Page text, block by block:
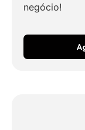
negócio!